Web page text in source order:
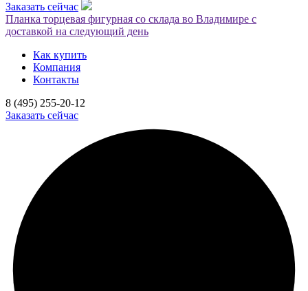
Заказать сейчас
Планка торцевая фигурная со склада во Владимире с
доставкой на следующий день
Как купить
Компания
Контакты
8 (495) 255-20-12
Заказать сейчас